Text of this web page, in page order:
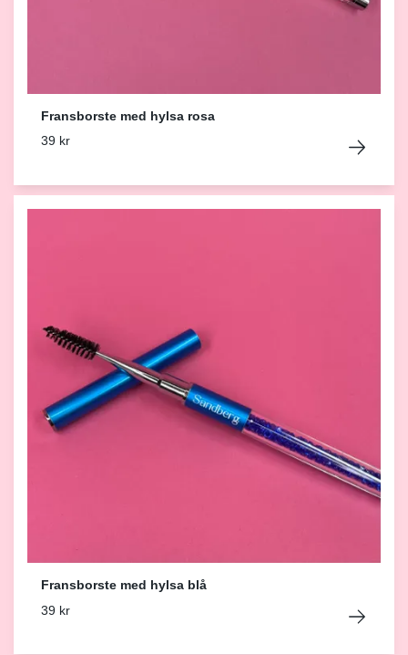
Fransborste med hylsa rosa
39 kr
Fransborste med hylsa blå
39 kr